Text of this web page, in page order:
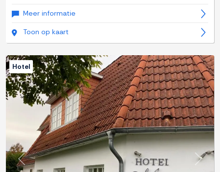
Meer informatie
Toon op kaart
Previous Next
Hotel